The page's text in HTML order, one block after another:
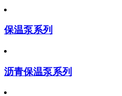
保温泵系列
沥青保温泵系列